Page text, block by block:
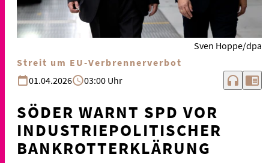
Sven Hoppe/dpa
Streit um EU-Verbrennerverbot
01.04.2026
03:00 Uhr headphones chrome_reader_mode
SÖDER WARNT SPD VOR
INDUSTRIEPOLITISCHER
BANKROTTERKLÄRUNG